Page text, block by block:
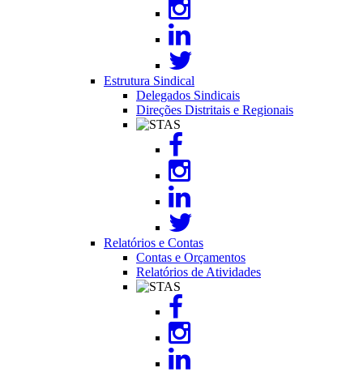
Estrutura Sindical
Delegados Sindicais
Direções Distritais e Regionais
Image
Relatórios e Contas
Contas e Orçamentos
Relatórios de Atividades
Image